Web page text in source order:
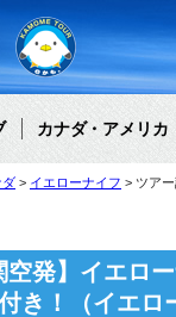
カナダ・アメリカ
ダ イエローナイフ ツア
空発】イエロ
き！（イエ